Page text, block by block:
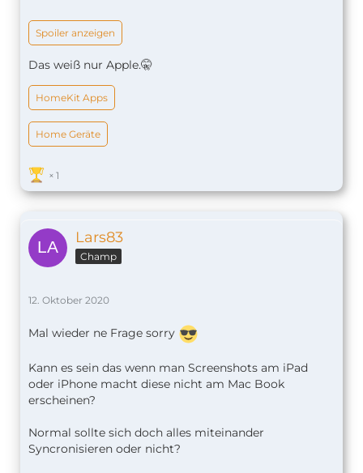
Spoiler anzeigen
Das weiß nur Apple.🤫
HomeKit Apps
Home Geräte
1
Lars83
Champ
12. Oktober 2020
Mal wieder ne Frage sorry
Kann es sein das wenn man Screenshots am iPad
oder iPhone macht diese nicht am Mac Book
erscheinen?
Normal sollte sich doch alles miteinander
Syncronisieren oder nicht?